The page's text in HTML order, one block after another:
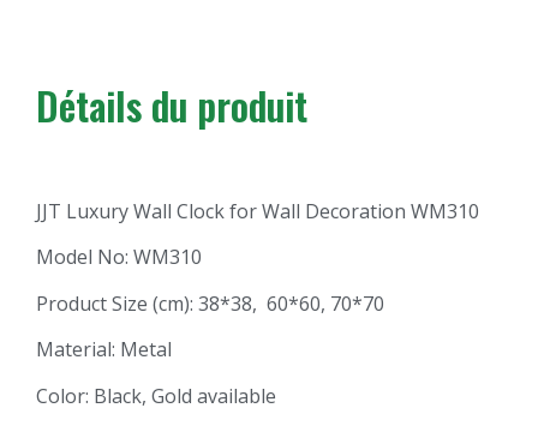
Détails du produit
JJT Luxury Wall Clock for Wall Decoration WM310
Model No: WM310
Product Size (cm): 38*38, 60*60, 70*70
Material: Metal
Color: Black, Gold available